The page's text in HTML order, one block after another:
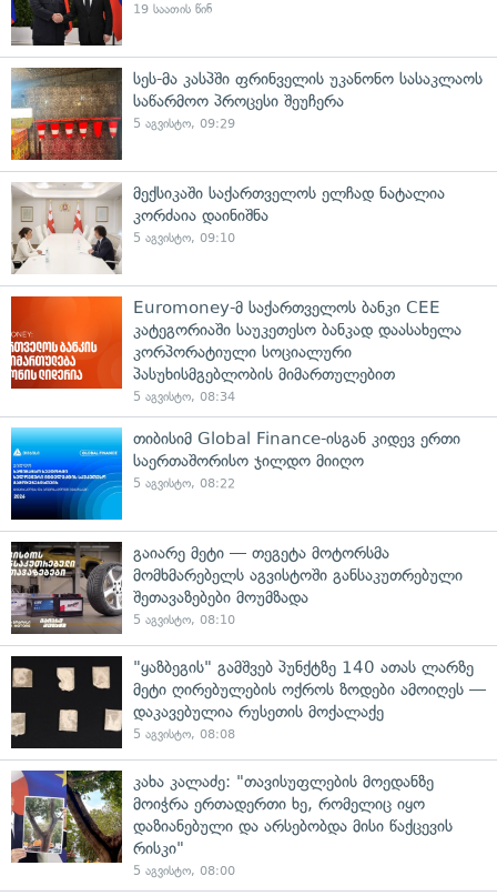
19 საათის წინ
სეს-მა კასპში ფრინველის უკანონო სასაკლაოს
საწარმოო პროცესი შეუჩერა
5 აგვისტო, 09:29
მექსიკაში საქართველოს ელჩად ნატალია
კორძაია დაინიშნა
5 აგვისტო, 09:10
Euromoney-მ საქართველოს ბანკი CEE
კატეგორიაში საუკეთესო ბანკად დაასახელა
კორპორატიული სოციალური
პასუხისმგებლობის მიმართულებით
5 აგვისტო, 08:34
თიბისიმ Global Finance-ისგან კიდევ ერთი
საერთაშორისო ჯილდო მიიღო
5 აგვისტო, 08:22
გაიარე მეტი — თეგეტა მოტორსმა
მომხმარებელს აგვისტოში განსაკუთრებული
შეთავაზებები მოუმზადა
5 აგვისტო, 08:10
"ყაზბეგის" გამშვებ პუნქტზე 140 ათას ლარზე
მეტი ღირებულების ოქროს ზოდები ამოიღეს —
დაკავებულია რუსეთის მოქალაქე
5 აგვისტო, 08:08
კახა კალაძე: "თავისუფლების მოედანზე
მოიჭრა ერთადერთი ხე, რომელიც იყო
დაზიანებული და არსებობდა მისი წაქცევის
რისკი"
5 აგვისტო, 08:00